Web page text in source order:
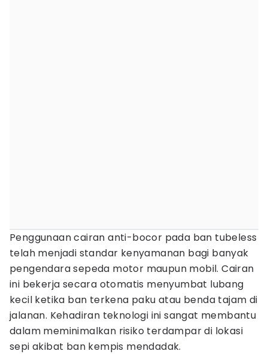
Penggunaan cairan anti-bocor pada ban tubeless
telah menjadi standar kenyamanan bagi banyak
pengendara sepeda motor maupun mobil. Cairan
ini bekerja secara otomatis menyumbat lubang
kecil ketika ban terkena paku atau benda tajam di
jalanan. Kehadiran teknologi ini sangat membantu
dalam meminimalkan risiko terdampar di lokasi
sepi akibat ban kempis mendadak.